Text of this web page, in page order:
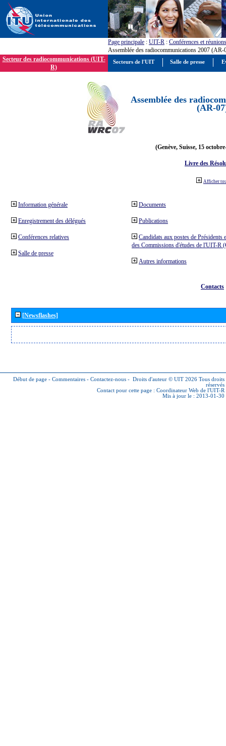
Page principale : UIT-R : Conférences et réunions
Assemblée des radiocommunications 2007 (AR-
Secteur des radiocommunications (UIT-
R)
Assemblée des
(AR-
(Genève, Suisse, 15
Livre des
Afficher
Information générale
Enregistrement des délégués
Conférences relatives
Salle de presse
Documents
Publications
Candidats aux postes de Présidents
des Commissions d'études de l'UIT-R
Autres informations
Contacts
[Newsflashes]
Début de page - Commentaires - Contactez-nous - Droits d'auteur © UIT 2026 Tous droits
réservés
Contact pour cette page : Coordinateur Web de l'UIT-R
Mis à jour le : 2013-01-30
Secteurs de l'UIT Salle de presse